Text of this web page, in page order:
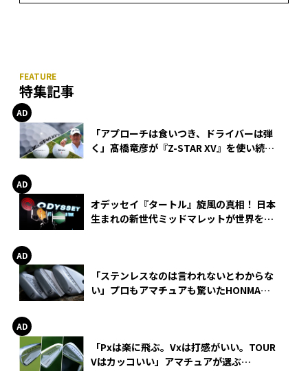
特集記事
「アプローチは食いつき、ドライバーは弾
く」髙橋竜彦が『Z-STAR XV』を使い続け
オデッセイ『タートル』旋風の真相！ 日本
生まれの新世代ミッドマレットが世界を席
「ステンレスなのは言われないとわからな
い」プロもアマチュアも驚いたHONMA
「Pxは楽に飛ぶ。Vxは打感がいい。TOUR
Vはカッコいい」アマチュアが選ぶ